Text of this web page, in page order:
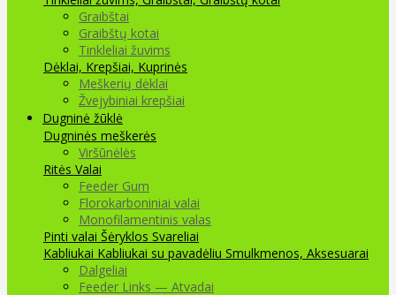
Graibštai
Graibštų kotai
Tinkleliai žuvims
Dėklai, Krepšiai, Kuprinės
Meškerių dėklai
Žvejybiniai krepšiai
Dugninė žūklė
Dugninės meškerės
Viršūnėlės
Ritės Valai
Feeder Gum
Florokarboniniai valai
Monofilamentinis valas
Pinti valai Šėryklos Svareliai
Kabliukai Kabliukai su pavadėliu Smulkmenos, Aksesuarai
Dalgeliai
Feeder Links — Atvadai